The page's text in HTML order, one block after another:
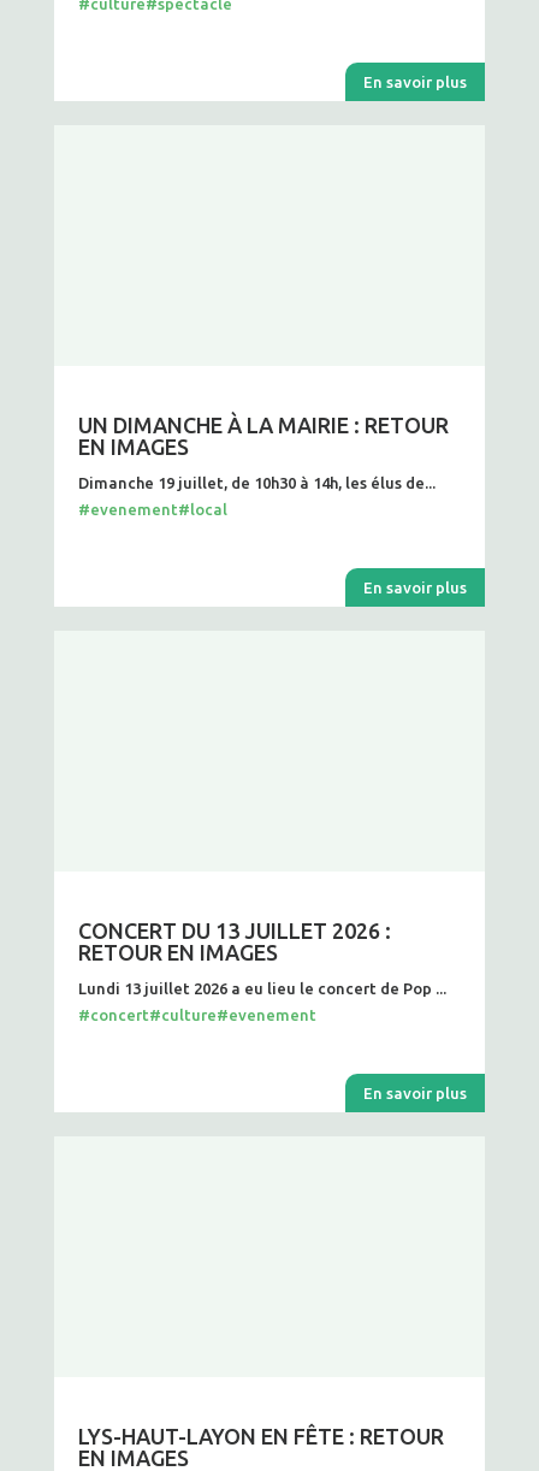
#culture#spectacle
En savoir plus
UN DIMANCHE À LA MAIRIE : RETOUR
EN IMAGES
Dimanche 19 juillet, de 10h30 à 14h, les élus de...
#evenement#local
En savoir plus
CONCERT DU 13 JUILLET 2026 :
RETOUR EN IMAGES
Lundi 13 juillet 2026 a eu lieu le concert de Pop ...
#concert#culture#evenement
En savoir plus
LYS-HAUT-LAYON EN FÊTE : RETOUR
EN IMAGES